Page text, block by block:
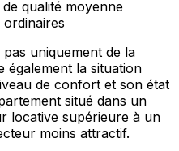
qualité moyenne
ordinaires
uniquement de la
également la situation
de confort et son état
situé dans un
locative supérieure à un
moins attractif.